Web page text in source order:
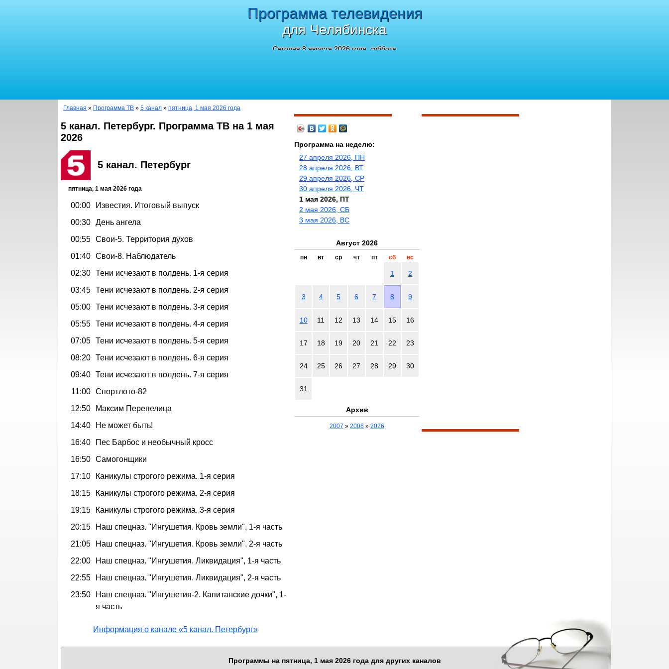
Программа телевидения
для Челябинска
Сегодня 8 августа 2026 года, суббота
Главная » Программа ТВ » 5 канал » пятница, 1 мая 2026 года
5 канал. Петербург. Программа ТВ на 1 мая
2026
5 канал. Петербург
пятница, 1 мая 2026 года
00:00
Известия. Итоговый выпуск
00:30 День ангела
00:55 Свои-5. Территория духов
01:40 Свои-8. Наблюдатель
02:30 Тени исчезают в полдень. 1-я серия
03:45 Тени исчезают в полдень. 2-я серия
05:00 Тени исчезают в полдень. 3-я серия
05:55 Тени исчезают в полдень. 4-я серия
07:05 Тени исчезают в полдень. 5-я серия
08:20 Тени исчезают в полдень. 6-я серия
09:40 Тени исчезают в полдень. 7-я серия
11:00 Спортлото-82
12:50
Максим Перепелица
14:40
Не может быть!
16:40
Пес Барбос и необычный кросс
16:50 Самогонщики
17:10
Каникулы строгого режима. 1-я серия
18:15
Каникулы строгого режима. 2-я серия
19:15
Каникулы строгого режима. 3-я серия
20:15
Наш спецназ. "Ингушетия. Кровь земли", 1-я часть
21:05
Наш спецназ. "Ингушетия. Кровь земли", 2-я часть
22:00
Наш спецназ. "Ингушетия. Ликвидация", 1-я часть
22:55
Наш спецназ. "Ингушетия. Ликвидация", 2-я часть
23:50
Наш спецназ. "Ингушетия-2. Капитанские дочки", 1-
я часть
Информация о канале «5 канал. Петербург»
Программа на неделю:
27 апреля 2026, ПН
28 апреля 2026, ВТ
29 апреля 2026, СР
30 апреля 2026, ЧТ
1 мая 2026, ПТ
2 мая 2026, СБ
3 мая 2026, ВС
Август 2026
пн вт ср чт пт сб вс
1 2
3 4 5 6 7 8 9
10 11 12 13 14 15 16
17 18 19 20 21 22 23
24 25 26 27 28 29 30
31
Архив
2007 » 2008 » 2026
Программы на пятница, 1 мая 2026 года для других каналов